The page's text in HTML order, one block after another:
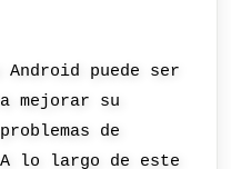
puede ser
mejorar su
de
lo largo de este